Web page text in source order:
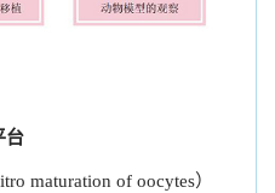
台
of oocytes）